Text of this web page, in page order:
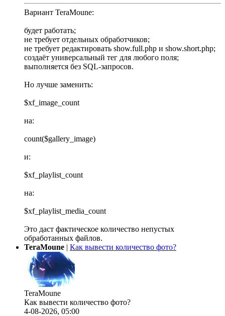
Вариант TeraMoune:
будет работать;
не требует отдельных обработчиков;
не требует редактировать show.full.php и show.short.php;
создаёт универсальный тег для любого поля;
выполняется без SQL-запросов.
Но лучше заменить:
$xf_image_count
на:
count($gallery_image)
и:
$xf_playlist_count
на:
$xf_playlist_media_count
Это даст фактическое количество непустых
обработанных файлов.
TeraMoune | Как вывести количество фото?
TeraMoune
Как вывести количество фото?
4-08-2026, 05:00